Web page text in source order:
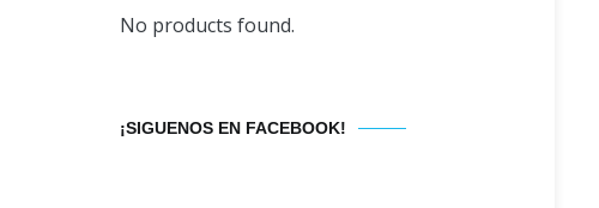
No products found.
¡SIGUENOS EN FACEBOOK!